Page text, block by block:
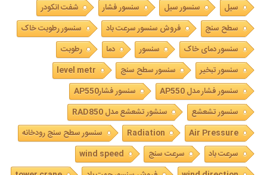
سیل
سنسور سیل سنسور فشار
شفت انکودر
سطح سنج
فروش سنسور سرعت باد
سنسور رطوبت خاک
سنسور دمای خاک
سنسور دما
رطوبت
سنسور تبخیر
سنسور سطح سنج
level metr
سنسور فشار مدل AP550
سنسور فشارAP550
سنسور تشعشع
سنشور تشعشع مدل RAD850
Air Pressure
Radiation
سنسور سطح سنج رودخانه
سرعت باد
سرعت سنج
wind speed